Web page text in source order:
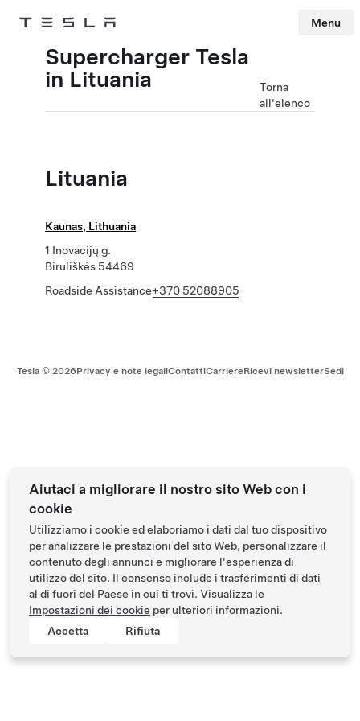
Tesla Menu
Supercharger Tesla
in Lituania
Torna
all'elenco
Lituania
Kaunas, Lithuania
1 Inovacijų g.
Biruliškės 54469
Roadside Assistance+370 52088905
Tesla © 2026Privacy e note legaliContattiCarriereRicevi newsletterSedi
Aiutaci a migliorare il nostro sito Web con i
cookie
Utilizziamo i cookie ed elaboriamo i dati dal tuo dispositivo
per analizzare le prestazioni del sito Web, personalizzare il
contenuto degli annunci e migliorare l'esperienza di
utilizzo del sito. Il consenso include i trasferimenti di dati
al di fuori del Paese in cui ti trovi. Visualizza le
Impostazioni dei cookie per ulteriori informazioni.
Accetta
Rifiuta